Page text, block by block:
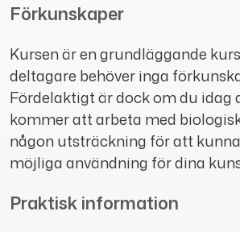
Förkunskaper
Kursen är en grundläggande
deltagare behöver inga
Fördelaktigt är dock om du idag
kommer att arbeta med
någon utsträckning för att
möjliga användning för dina
Praktisk information